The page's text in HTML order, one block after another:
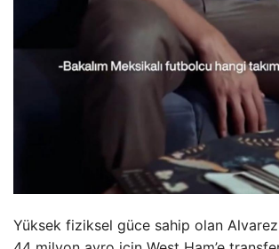
Yüksek fiziksel güce sahip olan